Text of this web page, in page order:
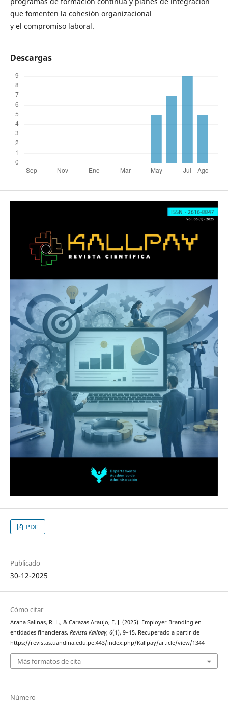
que fomenten la cohesión organizacional
y el compromiso laboral.
Descargas
PDF
Publicado
30-12-2025
Cómo citar
Arana Salinas, R. L., & Carazas Araujo, E. J. (2025). Employer Branding en
entidades financieras. Revista Kallpay, 6(1), 9–15. Recuperado a partir de
https://revistas.uandina.edu.pe:443/index.php/Kallpay/article/view/1344
Más formatos de cita
Número